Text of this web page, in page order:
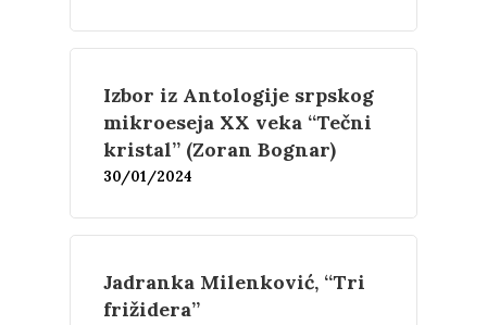
Izbor iz Antologije srpskog
mikroeseja XX veka “Tečni
kristal” (Zoran Bognar)
30/01/2024
Jadranka Milenković, “Tri
frižidera”